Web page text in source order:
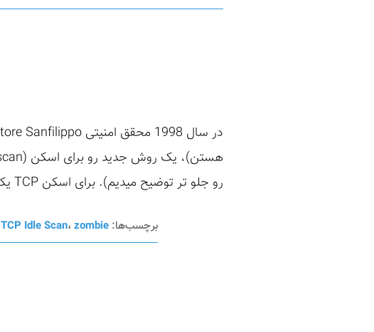
رو جلو تر توضیح میدیم). برای اسکن TCP یک Port روی یک ماشین ابتدا باید یک بسته SYN فرستاده ...
برچسب‌ها: TCP Idle Scan، zombie